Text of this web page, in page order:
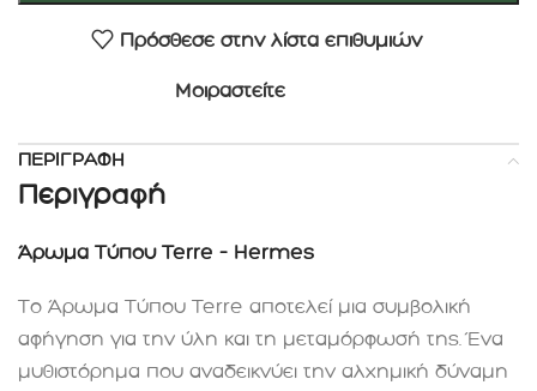
Πρόσθεσε στην λίστα επιθυμιών
Μοιραστείτε
ΠΕΡΙΓΡΑΦΉ
Περιγραφή
Άρωμα Τύπου Terre – Hermes
Το Άρωμα Τύπου Terre αποτελεί μια συμβολική
αφήγηση για την ύλη και τη μεταμόρφωσή της. Ένα
μυθιστόρημα που αναδεικνύει την αλχημική δύναμη